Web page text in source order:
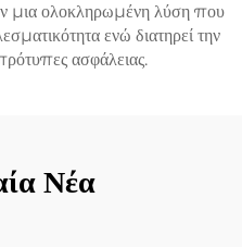
μια ολοκληρωμένη λύση που
ενώ διατηρεί την
ασφάλειας.
Νέα